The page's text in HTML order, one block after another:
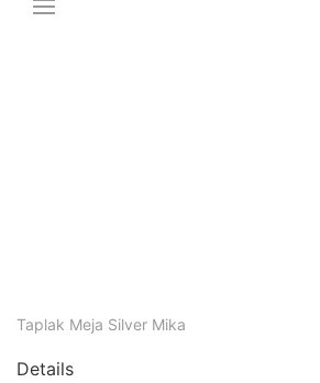
Taplak Meja Silver Mika
Details